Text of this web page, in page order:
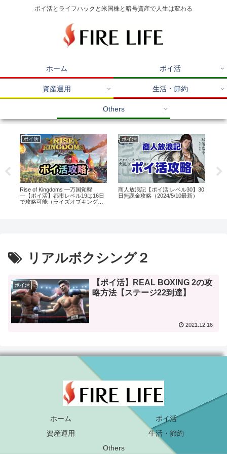
ポイ活とライフハックと米国株と暗号資産で人生は変わる
ホーム ポイ活
資産運用 生活・節約
Others
ポイ活
Rise of Kingdoms ―万国覚醒
―【ポイ活】都市レベル19は16日
で攻略可能（ライズオブキングダ
ポイ活
商人放浪記【ポイ活:レベル30】30
日無課金攻略（2024/5/10最新）
リアルボクシング２
ポイ活
【ポイ活】REAL BOXING 2の攻
略方法【ステージ22到達】
2021.12.16
ホーム
ポイ活
資産運用
生活・節約
Others